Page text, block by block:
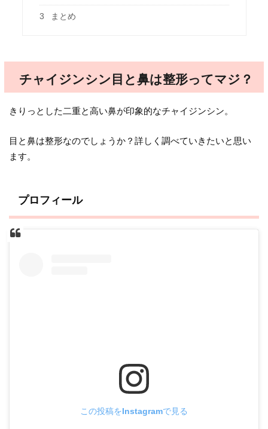
3 まとめ
チャイジンシン目と鼻は整形ってマジ？
きりっとした二重と高い鼻が印象的なチャイジンシン。
目と鼻は整形なのでしょうか？詳しく調べていきたいと思い
ます。
プロフィール
この投稿をInstagramで見る